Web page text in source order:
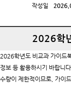
작성일
2026학
2026학년도 비교과 가이드
정보 등 활용하시기 바랍니다.
수량이 제한적이므로, 가이